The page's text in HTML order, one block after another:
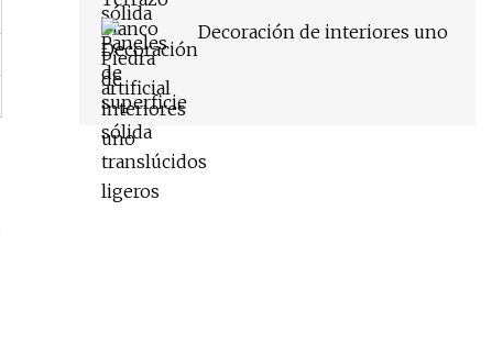
Decoración de interiores uno